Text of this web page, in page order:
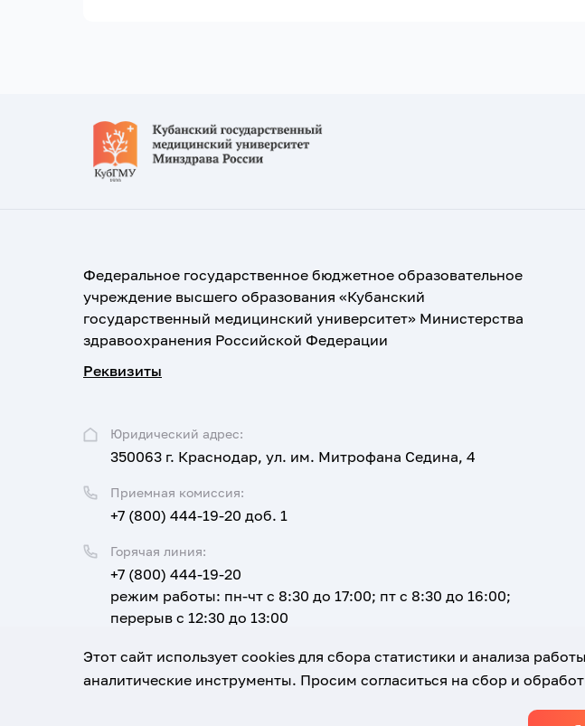
Федеральное государственное бюджетное образовательное
учреждение высшего образования «Кубанский
государственный медицинский университет» Министерства
здравоохранения Российской Федерации
Реквизиты
Юридический адрес:
350063 г. Краснодар, ул. им. Митрофана Седина, 4
Приемная комиссия:
+7 (800) 444-19-20 доб. 1
Горячая линия:
+7 (800) 444-19-20
режим работы: пн-чт с 8:30 до 17:00; пт с 8:30 до 16:00;
перерыв с 12:30 до 13:00
Email:
corpus@ksma.ru
Этот сайт использует cookies для сбора статистики и анализа
аналитические инструменты. Просим согласиться на сбор и